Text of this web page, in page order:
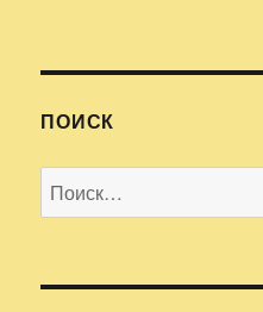
ПОИСК
Искать: